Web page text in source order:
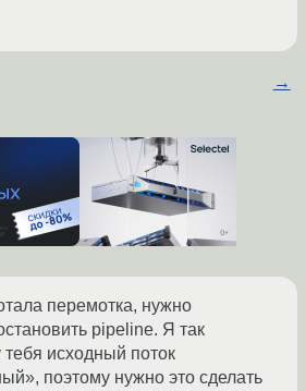
→
перемотка, нужно
pipeline. Я так
исходный поток
поэтому нужно это сделать